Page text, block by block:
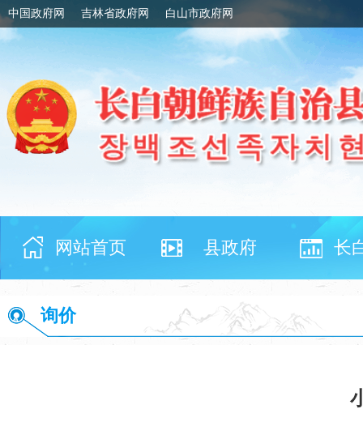
中国政府网 吉林省政府网 白山市政府网
网站首页 县政府 长
询价